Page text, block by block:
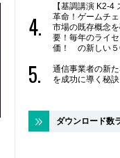
【基調講演 K2-
革命！ゲームチ
市場の既存概念
要！毎年のライ
価！ の新しい５
通信事業者の新
を成功に導く秘
ダウンロード数